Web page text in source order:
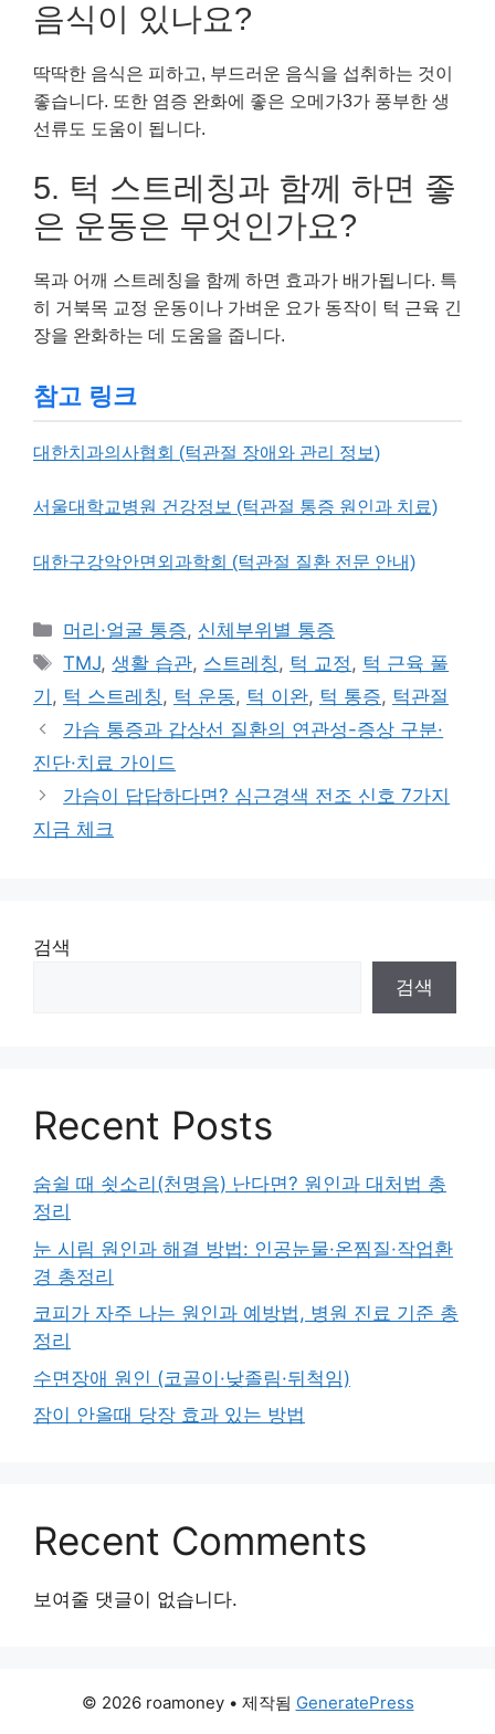
음식이 있나요?
딱딱한 음식은 피하고, 부드러운 음식을 섭취하는 것이
좋습니다. 또한 염증 완화에 좋은 오메가3가 풍부한 생
선류도 도움이 됩니다.
5. 턱 스트레칭과 함께 하면 좋
은 운동은 무엇인가요?
목과 어깨 스트레칭을 함께 하면 효과가 배가됩니다. 특
히 거북목 교정 운동이나 가벼운 요가 동작이 턱 근육 긴
장을 완화하는 데 도움을 줍니다.
참고 링크
대한치과의사협회 (턱관절 장애와 관리 정보)
서울대학교병원 건강정보 (턱관절 통증 원인과 치료)
대한구강악안면외과학회 (턱관절 질환 전문 안내)
카
테
리
머리·얼굴 통증, 신체부위별 통증
태
그
TMJ,생활 습관, 스트레칭, 턱 교정, 턱 근육 풀
기 , 턱 스트레칭, 턱 운동, 턱 이완, 턱 통증, 턱관절
가슴 통증과 갑상선 질환의 연관성-증상 구분·
진단·치료 가이드
가슴이 답답하다면? 심근경색 전조 신호 7가지
지금 체크
검색
검색
Recent Posts
숨쉴 때 쇳소리(천명음) 난다면? 원인과 대처법 총
정리
눈 시림 원인과 해결 방법: 인공눈물·온찜질·작업환
경 총정리
코피가 자주 나는 원인과 예방법, 병원 진료 기준 총
정리
수면장애 원인 (코골이·낮졸림·뒤척임)
잠이 안올때 당장 효과 있는 방법
Recent Comments
보여줄 댓글이 없습니다.
© 2026 roamoney• 제작됨 GeneratePress